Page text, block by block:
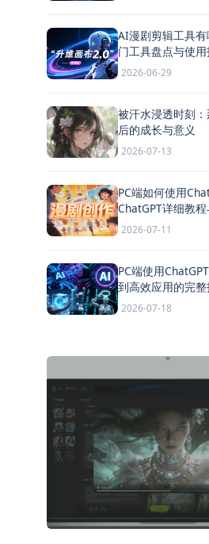
AI漫剧剪辑工具
门工具盘点与使
2026-06-29
被汗水浸透时刻
后的成长与意义
2026-07-13
PC端如何使用
ChatGPT详细教
2026-07-11
PC端使用
到高效应用的完
2026-07-18